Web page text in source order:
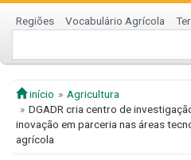
Regiões Vocabulário Agrícola
início
Agricultura
DGADR cria centro de
inovação em parceria nas áreas
agrícola